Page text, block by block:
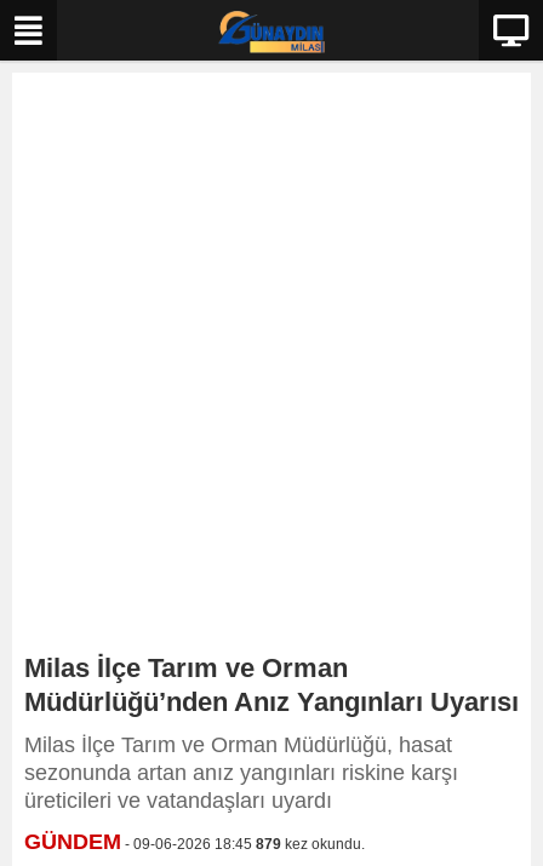
Milas İlçe Tarım ve Orman
Müdürlüğü’nden Anız Yangınları Uyarısı
Milas İlçe Tarım ve Orman Müdürlüğü, hasat
sezonunda artan anız yangınları riskine karşı
üreticileri ve vatandaşları uyardı
GÜNDEM - 09-06-2026 18:45 879 kez okundu.